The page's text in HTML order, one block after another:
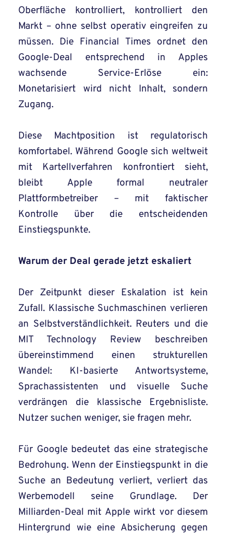
Oberfläche kontrolliert, kontrolliert den
Markt – ohne selbst operativ eingreifen zu
müssen. Die Financial Times ordnet den
Google-Deal entsprechend in Apples
wachsende Service-Erlöse ein:
Monetarisiert wird nicht Inhalt, sondern
Zugang.
Diese Machtposition ist regulatorisch
komfortabel. Während Google sich weltweit
mit Kartellverfahren konfrontiert sieht,
bleibt Apple formal neutraler
Plattformbetreiber – mit faktischer
Kontrolle über die entscheidenden
Einstiegspunkte.
Warum der Deal gerade jetzt eskaliert
Der Zeitpunkt dieser Eskalation ist kein
Zufall. Klassische Suchmaschinen verlieren
an Selbstverständlichkeit. Reuters und die
MIT Technology Review beschreiben
übereinstimmend einen strukturellen
Wandel: KI-basierte Antwortsysteme,
Sprachassistenten und visuelle Suche
verdrängen die klassische Ergebnisliste.
Nutzer suchen weniger, sie fragen mehr.
Für Google bedeutet das eine strategische
Bedrohung. Wenn der Einstiegspunkt in die
Suche an Bedeutung verliert, verliert das
Werbemodell seine Grundlage. Der
Milliarden-Deal mit Apple wirkt vor diesem
Hintergrund wie eine Absicherung gegen